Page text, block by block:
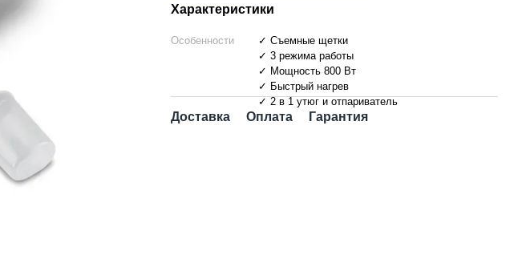
Характеристики
Особенности
✓ Съемные щетки
✓ 3 режима работы
✓ Мощность 800 Вт
✓ Быстрый нагрев
✓ 2 в 1 утюг и отпариватель
Доставка Оплата Гарантия